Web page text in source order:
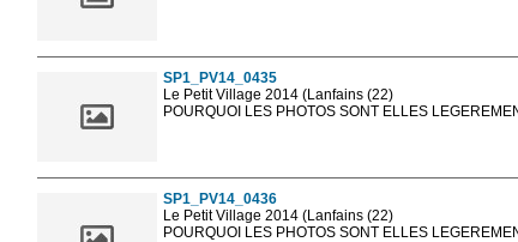
SP1_PV14_0435
Le Petit Village 2014 (Lanfains (22)
POURQUOI LES PHOTOS SONT ELLES
SP1_PV14_0436
Le Petit Village 2014 (Lanfains (22)
POURQUOI LES PHOTOS SONT ELLES